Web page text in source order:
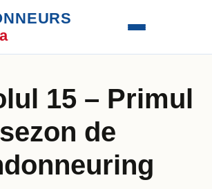
15 – Primul
sezon de